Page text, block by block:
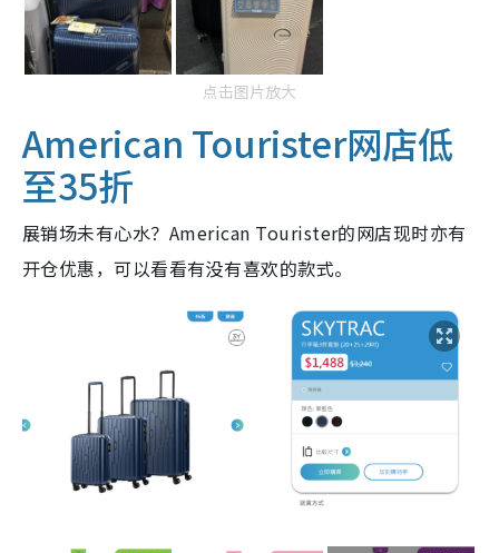
点击图片放大
American Tourister网店低
至35折
展销场未有心水？American Tourister的网店现时亦有
开仓优惠，可以看看有没有喜欢的款式。